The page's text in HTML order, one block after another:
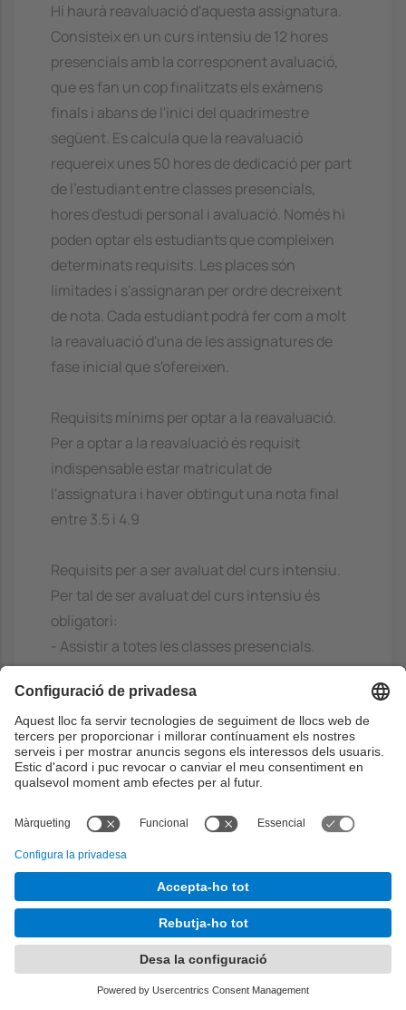
Hi haurà reavaluació d'aquesta assignatura.
Consisteix en un curs intensiu de 12 hores
presencials amb la corresponent avaluació,
que es fan un cop finalitzats els exàmens
finals i abans de l'inici del quadrimestre
següent. Es calcula que la reavaluació
requereix unes 50 hores de dedicació per part
de l'estudiant entre classes presencials,
hores d'estudi personal i avaluació. Només hi
poden optar els estudiants que compleixen
determinats requisits. Les places són
limitades i s'assignaran per ordre decreixent
de nota. Cada estudiant podrà fer com a molt
la reavaluació d'una de les assignatures de
fase inicial que s'ofereixen.
Requisits mínims per optar a la reavaluació.
Per a optar a la reavaluació és requisit
indispensable estar matriculat de
l'assignatura i haver obtingut una nota final
entre 3.5 i 4.9
Requisits per a ser avaluat del curs intensiu.
Per tal de ser avaluat del curs intensiu és
obligatori:
- Assistir a totes les classes presencials.
- Fer els exercicis o activitats que demani el
professorat del curs.
Preinscripció i admissió.
El procés d'inscripció es publicarà al racó.
comportar no ser admès en pròximes
edicions.
Avaluació.
El resultat de l'avaluació del curs intensiu serà
Apte o No apte. La nota definitiva de
l'assignatura serà:
Nota definitiva = 5, si la nota de l' intensiu és